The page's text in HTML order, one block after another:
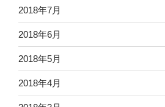
2018年7月
2018年6月
2018年5月
2018年4月